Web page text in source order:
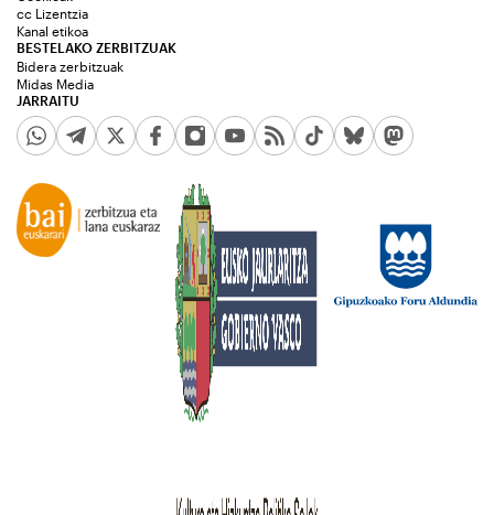
JARRAITU
cc Lizentzia
Kanal etikoa
BESTELAKO ZERBITZUAK
Bidera zerbitzuak
Midas Media